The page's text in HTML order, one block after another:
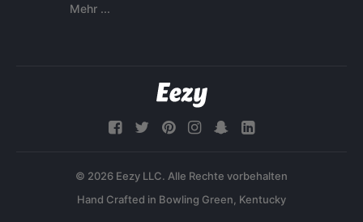
Mehr ...
© 2026 Eezy LLC. Alle Rechte vorbehalten